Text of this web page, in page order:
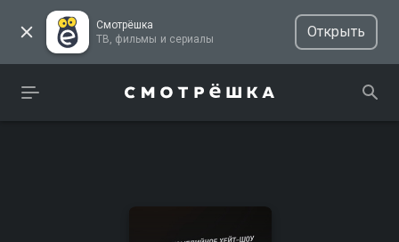
Смотрёшка
ТВ, фильмы и сериалы
Открыть